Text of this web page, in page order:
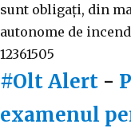
sunt obligați, din
autonome de
12361505
#Olt Alert -
examenul